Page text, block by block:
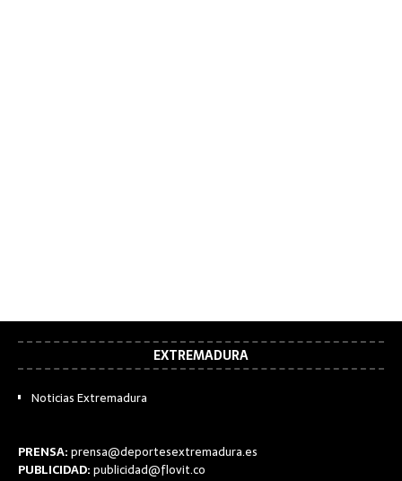
EXTREMADURA
Noticias Extremadura
PRENSA:prensa@deportesextremadura.es
PUBLICIDAD:publicidad@flovit.co